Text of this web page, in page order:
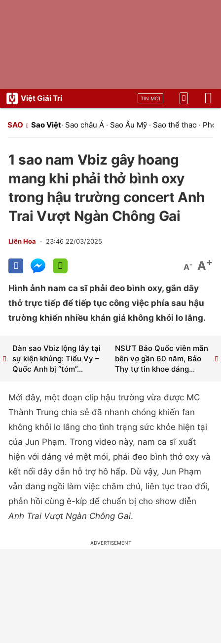
Việt Giải Trí TIN MỚI
SAO Sao Việt· Sao châu Á · Sao Âu Mỹ · Sao thể thao ·
1 sao nam Vbiz gây hoang
mang khi phải thở bình oxy
trong hậu trường concert Anh
Trai Vượt Ngàn Chông Gai
Liên Hoa 23:46 22/03/2025
A- A+
Hình ảnh nam ca sĩ phải đeo bình oxy, gắn dây
thở trực tiếp để tiếp tục công việc phía sau hậu
trường khiến nhiều khán giả không khỏi lo lắng.
NSƯT Bảo Quốc viên mãn
bên vợ gần 60 năm, Bảo
Thy tự tin khoe dáng...
Dàn sao Vbiz lộng lẫy tại
sự kiện khủng: Tiểu Vy –
Quốc Anh bị “tóm”...
Mới đây, một đoạn clip hậu trường vừa được MC
Thành Trung chia sẻ đã nhanh chóng khiến fan
không khỏi lo lắng cho tình trạng sức khỏe hiện tại
của Jun Phạm. Trong video này, nam ca sĩ xuất
hiện với dáng vẻ mệt mỏi, phải đeo bình thở oxy và
kết nối dây dẫn hỗ trợ hô hấp. Dù vậy, Jun Phạm
vẫn đang ngồi làm việc chăm chú, liên tục trao đổi,
phản hồi cùng ê-kíp để chuẩn bị cho show diễn
Anh Trai Vượt Ngàn Chông Gai.